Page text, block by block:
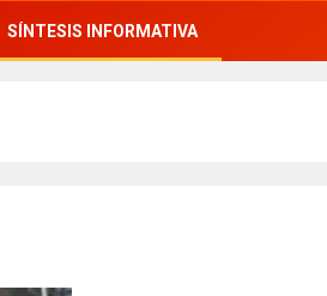
SÍNTESIS INFORMATIVA